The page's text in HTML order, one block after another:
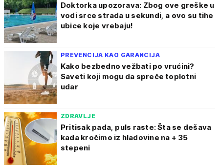
Doktorka upozorava: Zbog ove greške u
vodi srce strada u sekundi, a ovo su tihe
ubice koje vrebaju!
PREVENCIJA KAO GARANCIJA
Kako bezbedno vežbati po vrućini?
Saveti koji mogu da spreče toplotni
udar
ZDRAVLJE
Pritisak pada, puls raste: Šta se dešava
kada kročimo iz hladovine na + 35
stepeni